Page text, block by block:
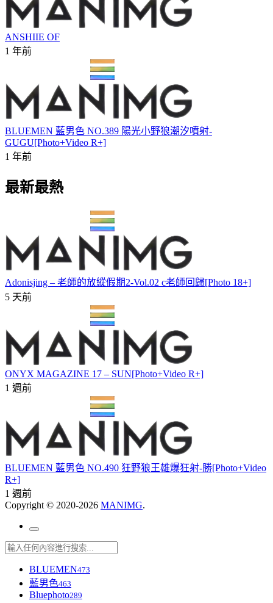
ANSHIIE OF
1 年前
BLUEMEN 藍男色 NO.389 陽光小野狼潮汐噴射-
GUGU[Photo+Video R+]
1 年前
最新最熱
Adonisjing – 老師的放縱假期2-Vol.02 c老師回歸[Photo 18+]
5 天前
ONYX MAGAZINE 17 – SUN[Photo+Video R+]
1 週前
BLUEMEN 藍男色 NO.490 狂野狼王雄爆狂射-勝[Photo+Video
R+]
1 週前
Copyright © 2020-2026 MANIMG.
BLUEMEN473
藍男色463
Bluephoto289